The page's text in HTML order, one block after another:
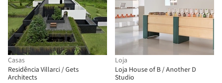
Casas
Residência Villarci / Gets
Architects
Loja
Loja House of B / Another D
Studio